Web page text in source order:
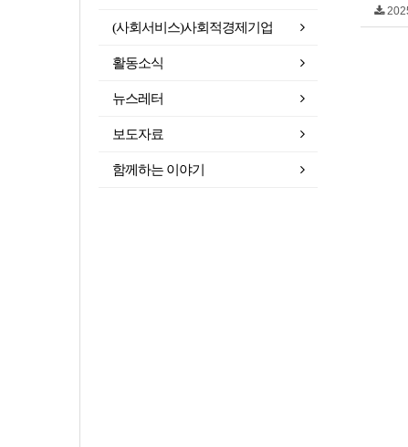
(사회서비스)사회적경제기업
활동소식
뉴스레터
보도자료
함께하는 이야기